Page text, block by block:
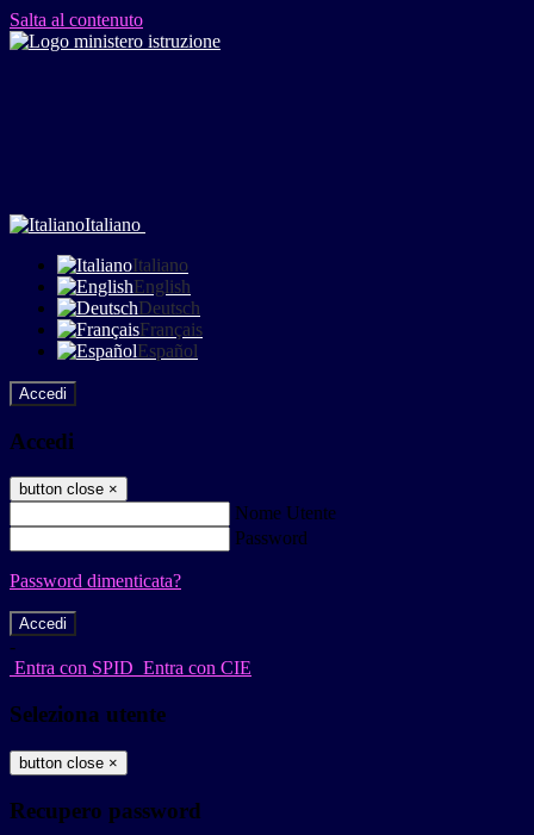
Salta al contenuto
Italiano
Italiano
English
Deutsch
Français
Español
Accedi
Accedi
button close ×
Nome Utente
Password
Password dimenticata?
-
Entra con SPID Entra con CIE
Seleziona utente
button close ×
Recupero password